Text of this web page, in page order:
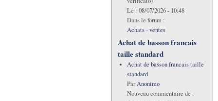
Le : 08/07/2026 - 10:48
Dans le forum :
Achats - ventes
Achat de basson francais
taille standard
Achat de basson francais taille
standard
ParAnonimo
Nouveau commentaire de :